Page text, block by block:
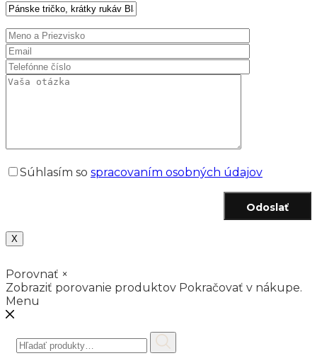
Súhlasím so spracovaním osobných údajov
Odoslať
X
Porovnať ×
Zobraziť porovanie produktov Pokračovať v nákupe.
Menu
Hľadať: